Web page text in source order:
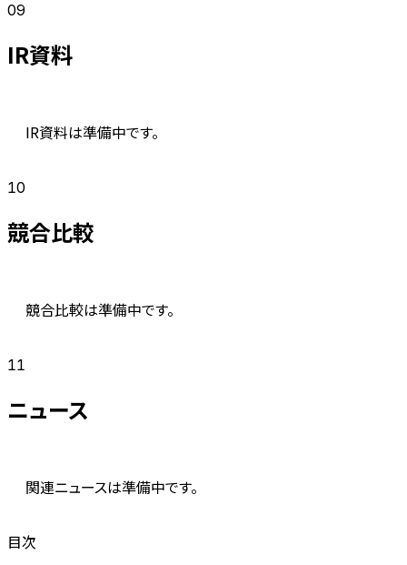
09
IR資料
IR資料は準備中です。
10
競合比較
競合比較は準備中です。
11
ニュース
関連ニュースは準備中です。
目次